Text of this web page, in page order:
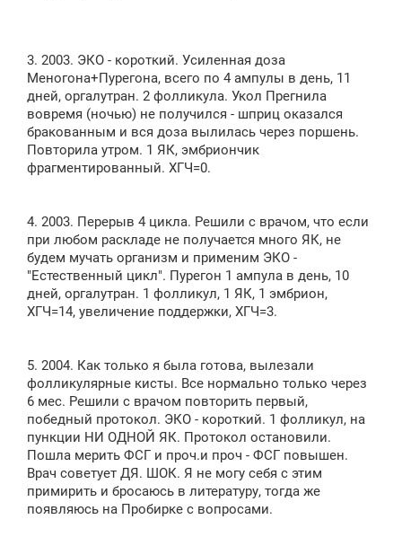
3. 2003. ЭКО - короткий. Усиленная доза
Меногона+Пурегона, всего по 4 ампулы в день, 11
дней, оргалутран. 2 фолликула. Укол Прегнила
вовремя (ночью) не получился - шприц оказался
бракованным и вся доза вылилась через поршень.
Повторила утром. 1 ЯК, эмбриончик
фрагментированный. ХГЧ=0.
4. 2003. Перерыв 4 цикла. Решили с врачом, что если
при любом раскладе не получается много ЯК, не
будем мучать организм и применим ЭКО -
"Естественный цикл". Пурегон 1 ампула в день, 10
дней, оргалутран. 1 фолликул, 1 ЯК, 1 эмбрион,
ХГЧ=14, увеличение поддержки, ХГЧ=3.
5. 2004. Как только я была готова, вылезали
фолликулярные кисты. Все нормально только через
6 мес. Решили с врачом повторить первый,
победный протокол. ЭКО - короткий. 1 фолликул, на
пункции НИ ОДНОЙ ЯК. Протокол остановили.
Пошла мерить ФСГ и проч.и проч - ФСГ повышен.
Врач советует ДЯ. ШОК. Я не могу себя с этим
примирить и бросаюсь в литературу, тогда же
появляюсь на Пробирке с вопросами.